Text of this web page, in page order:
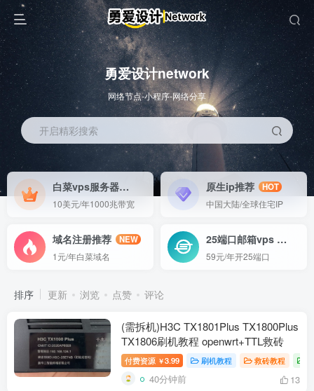
勇爱设计network
网络节点-小程序-网络分享
开启精彩搜索
白菜vps服务器HOT
10美元/年1000兆带宽
原生ip推荐
HOT
中国大陆/全球住宅IP
域名注册推荐
NEW
1元/年白菜域名
25端口邮箱vpsGO
59元/年开25端口
排序 更新 浏览 点赞 评论
(需拆机)H3C TX1801Plus TX1800Plus
TX1806刷机教程 openwrt+TTL救砖
付费资源 ￥3.99 刷机教程 救砖教程
40分钟前 13